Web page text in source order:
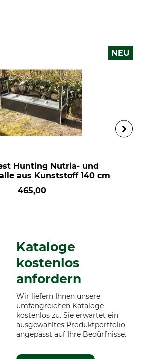
NEU
Hunting Nutria- und
aus Kunststoff 140 cm
465,00
Kataloge
kostenlos
anfordern
Wir liefern Ihnen unsere
umfangreichen Kataloge
kostenlos zu. Sie erwartet ein
ausgewähltes Produktportfolio
angepasst auf Ihre Bedürfnisse.